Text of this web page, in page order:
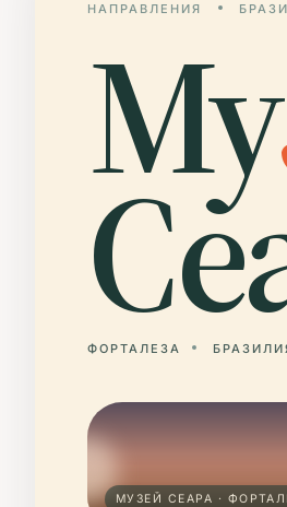
НАПРАВЛЕНИЯ
Му
ФОРТАЛЕЗА
МУЗЕЙ СЕАРА ·